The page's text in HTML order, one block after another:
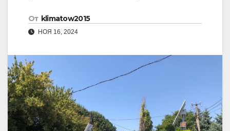
От klimatow2015
НОЯ 16, 2024